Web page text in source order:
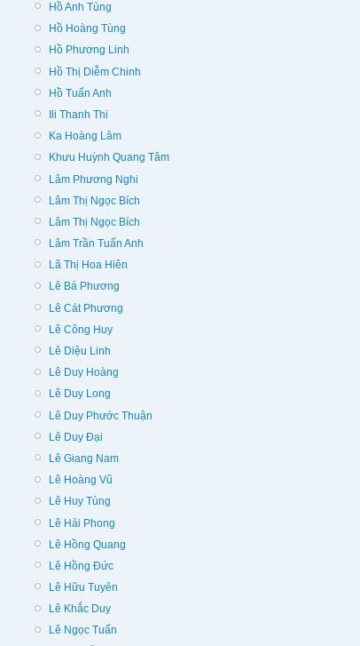
Hồ Anh Tùng
Hồ Hoàng Tùng
Hồ Phương Linh
Hồ Thị Diễm Chinh
Hồ Tuấn Anh
Ili Thanh Thi
Ka Hoàng Lâm
Khưu Huỳnh Quang Tâm
Lâm Phương Nghi
Lâm Thị Ngọc Bích
Lâm Thị Ngọc Bích
Lâm Trần Tuấn Anh
Lã Thị Hoa Hiên
Lê Bá Phương
Lê Cát Phương
Lê Công Huy
Lê Diệu Linh
Lê Duy Hoàng
Lê Duy Long
Lê Duy Phước Thuận
Lê Duy Đại
Lê Giang Nam
Lê Hoàng Vũ
Lê Huy Tùng
Lê Hải Phong
Lê Hồng Quang
Lê Hồng Đức
Lê Hữu Tuyên
Lê Khắc Duy
Lê Ngọc Tuấn